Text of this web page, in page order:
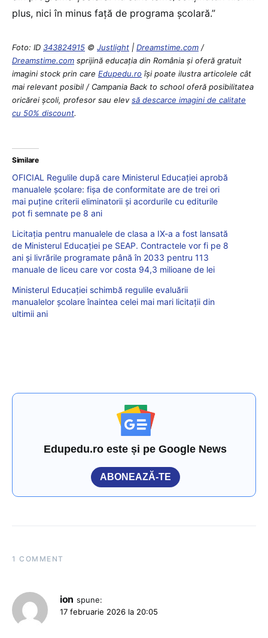
plus, nici în minus față de programa școlară.”
Foto: ID 343824915 © Justlight | Dreamstime.com /
Dreamstime.com sprijină educaţia din România şi oferă gratuit
imagini stock prin care Edupedu.ro îşi poate ilustra articolele cât
mai relevant posibil / Campania Back to school oferă posibilitatea
oricărei școli, profesor sau elevsă descarce imagini de calitate
cu 50% discount.
Similare
OFICIAL Regulile după care Ministerul Educației aprobă
manualele școlare: fișa de conformitate are de trei ori
mai puține criterii eliminatorii și acordurile cu editurile
pot fi semnate pe 8 ani
Licitația pentru manualele de clasa a IX-a a fost lansată
de Ministerul Educației pe SEAP. Contractele vor fi pe 8
ani și livrările programate până în 2033 pentru 113
manuale de liceu care vor costa 94,3 milioane de lei
Ministerul Educației schimbă regulile evaluării
manualelor școlare înaintea celei mai mari licitații din
ultimii ani
Edupedu.ro este și pe Google News
ABONEAZĂ-TE
1 COMMENT
ion spune:
17 februarie 2026 la 20:05